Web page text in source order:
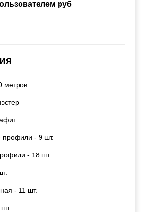
руб
метров
профили - 9 шт.
- 18 шт.
- 11 шт.